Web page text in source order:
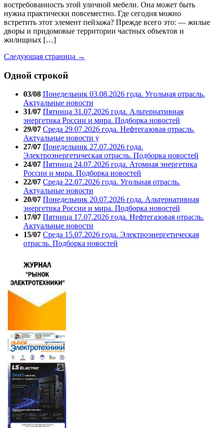
востребованность этой уличной мебели. Она может быть
нужна практически повсеместно. Где сегодня можно
встретить этот элемент пейзажа? Прежде всего это: — жилые
дворы и придомовые территории частных объектов и
жилищных […]
Следующая страница →
Одной строкой
03/08 Понедельник 03.08.2026 года. Угольная отрасль.
Актуальные новости
31/07 Пятница 31.07.2026 года. Альтернативная
энергетика России и мира. Подборка новостей
29/07 Среда 29.07.2026 года. Нефтегазовая отрасль.
Актуальные новости у
27/07 Понедельник 27.07.2026 года.
Электроэнергетическая отрасль. Подборка новостей
24/07 Пятница 24.07.2026 года. Атомная энергетика
России и мира. Подборка новостей
22/07 Среда 22.07.2026 года. Угольная отрасль.
Актуальные новости
20/07 Понедельник 20.07.2026 года. Альтернативная
энергетика России и мира. Подборка новостей
17/07 Пятница 17.07.2026 года. Нефтегазовая отрасль.
Актуальные новости
15/07 Среда 15.07.2026 года. Электроэнергетическая
отрасль. Подборка новостей